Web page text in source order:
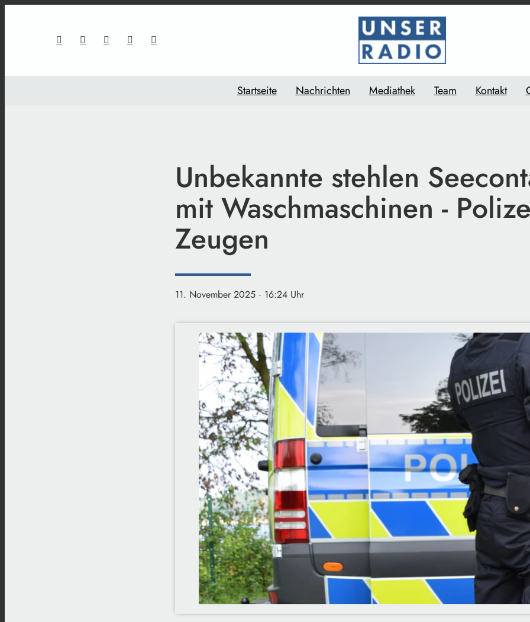
Startseite Nachrichten Mediathek Team Kontakt
Unbekannte stehlen
mit Waschmaschinen -
Zeugen
11. November 2025 · 16:24 Uhr